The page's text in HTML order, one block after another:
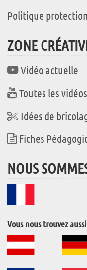
Politique
ZONE
Vidéo actuelle
Toutes les vidéos
Idées de
Fiches
NOUS
Vous nous trouvez